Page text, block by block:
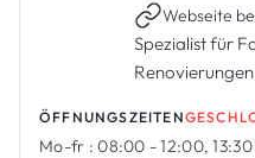
Webseite
Spezialist für
ÖFFNUNGSZEITEN
Mo-fr : 08:00 - 12:00,